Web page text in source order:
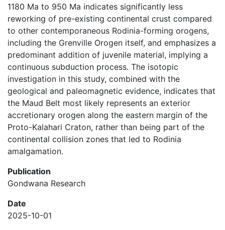
1180 Ma to 950 Ma indicates significantly less
reworking of pre-existing continental crust compared
to other contemporaneous Rodinia-forming orogens,
including the Grenville Orogen itself, and emphasizes a
predominant addition of juvenile material, implying a
continuous subduction process. The isotopic
investigation in this study, combined with the
geological and paleomagnetic evidence, indicates that
the Maud Belt most likely represents an exterior
accretionary orogen along the eastern margin of the
Proto-Kalahari Craton, rather than being part of the
continental collision zones that led to Rodinia
amalgamation.
Publication
Gondwana Research
Date
2025-10-01